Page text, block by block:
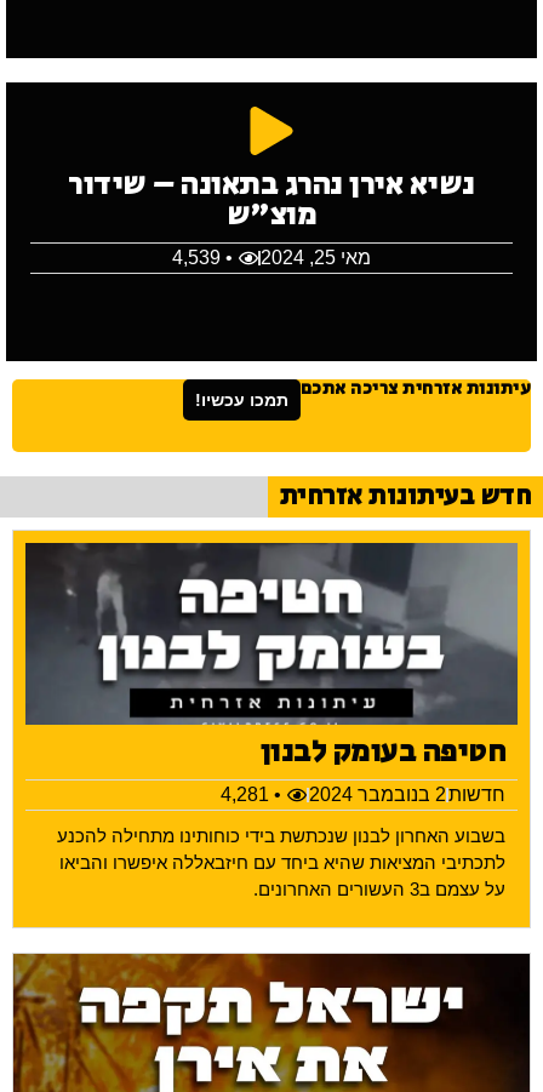
נשיא אירן נהרג בתאונה – שידור
מוצ"ש
מאי 25, 2024 • 4,539
עיתונות אזרחית צריכה אתכם תמכו עכשיו!
חדש בעיתונות אזרחית
חטיפה בעומק לבנון
חדשות2 בנובמבר 2024
• 4,281
בשבוע האחרון לבנון שנכתשת בידי כוחותינו מתחילה להכנע
לתכתיבי המציאות שהיא ביחד עם חיזבאללה איפשרו והביאו
על עצמם ב3 העשורים האחרונים.